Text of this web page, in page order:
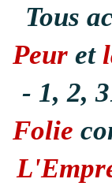
Tous
Peur et
- 1, 2, 3
Folie